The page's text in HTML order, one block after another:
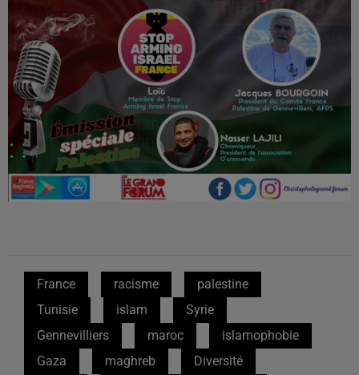
France racisme
palestine
Tunisie
islam
Syrie
Gennevilliers
maroc
islamophobie
Gaza
maghreb
Diversité